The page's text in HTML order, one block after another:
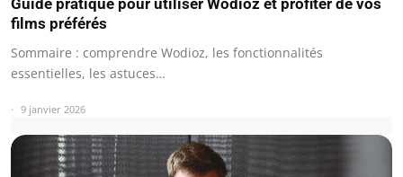
Guide pratique pour utiliser Wodioz et profiter de vos
films préférés
Sommaire : comprendre Wodioz, les fonctionnalités
essentielles, les astuces…
9 janvier 2026